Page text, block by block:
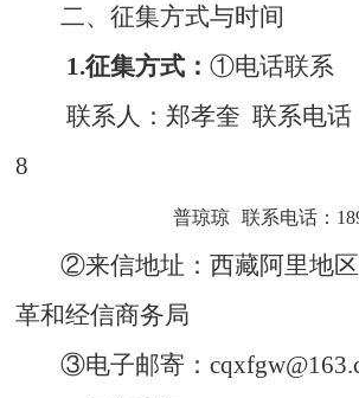
二、征集方式与时间
1.征集方式：①电话联系
联系人：郑孝奎 联系电话
8
普琼琼 联系电话：
②来信地址：西藏阿里地
革和经信商务局
③电子邮寄：